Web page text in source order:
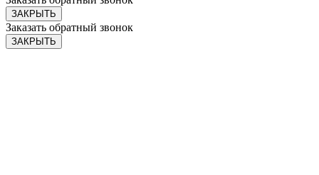
ЗАКРЫТЬ
Заказать обратный звонок
ЗАКРЫТЬ